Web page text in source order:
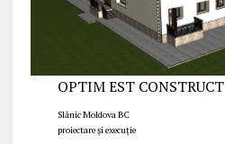
OPTIM EST CONSTRUCT
Slănic Moldova BC
proiectare și execuție